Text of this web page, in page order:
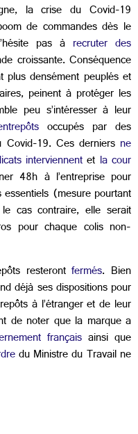
la crise du Covid-19
de commandes dès le
pas à recruter des
croissante. Conséquence
plus densément peuplés et
peinent à protéger les
peu s’intéresser à leur
occupés par des
Covid-19. Ces derniers ne
interviennentet la cour
48h à l’entreprise pour
(mesure pourtant
cas contraire, elle serait
pour chaque colis non-
resterontfermés. Bien
déjà ses dispositions pour
à l’étranger et de leur
de noter que la marque a
français ainsi que
du Ministre du Travail ne